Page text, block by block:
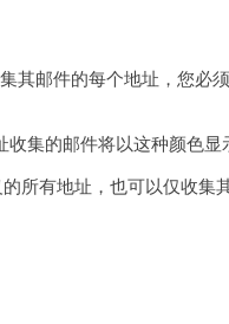
其邮件的每个地址，您必
集的邮件将以这种颜色显
所有地址，也可以仅收集